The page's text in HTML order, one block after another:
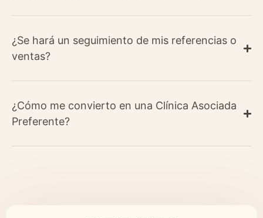
¿Se hará un seguimiento de mis referencias o
ventas?
¿Cómo me convierto en una Clínica Asociada
Preferente?